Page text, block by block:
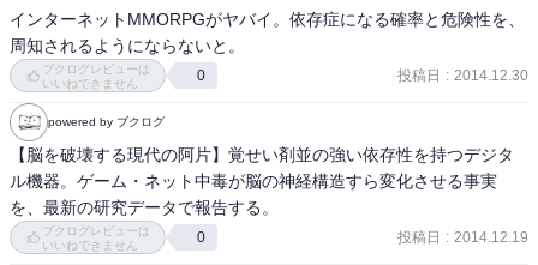
で市場規模が大きいから、経済優先の日本では、仕方がないんだろ
う。
でも、このままで良いんだろうか？
あまり知られていないが、アルコール依存も、ギャンブル依存も、
立派な精神疾患に分類されている。
患っている人も熟知しているように、完治することは決してない。
1日、１日をやらないようにすることだけが、対処療法としてある。
麻薬中毒者と同様に一生付き合っていくしかない。
そのため、途中であまりの辛さに自殺する人が多いことも、
と、普段から子どもへ気を配ることで、ネット依存を未然に防ぐこ
とにつながるだろう。
なおこの問題を考える上で「因果関係」と「損得勘定」を視野に入
れることも必要である。本書でも因果関係を無視した言説が含まれ
ているが、そもそもネット依存傾向に陥る人には元来の人間関係や
精神的健康の悪さもひとつの要因となりうることが指摘されてい
る。ネット・ゲーム依存によって引き起こされる健康被害は本当に
過剰使用によるものなのか、他の要因はないかなどを考えていく必
要がある。またどんなものにもメリット・デメリットは当然ある。
とでいっぱいで、他のことには上の空だった。(p.137)
インターネット・ゲーム依存を抑止する特性として、勤勉性が挙げ
られる。勤勉性の高い人では、自己コントロールが高く、他の依存
症にも陥りにくい。小さな頃から勤勉性を養うことは、依存に対す
る抵抗力をつけることになるだろう。勤勉性とは、少ない報酬で努
力する能力だと言える。幼い頃からゲームのような強い報酬を与え
てしまうと、勤勉性の獲得が難しくなる。(p.149)
インターネットMMORPGがヤバイ。依存症になる確率と危険性を、
周知されるようにならないと。
ブクログレビューは
いいねできません
0 投稿日 : 2014.12.30
powered by ブクログ
【脳を破壊する現代の阿片】覚せい剤並の強い依存性を持つデジタ
ル機器。ゲーム・ネット中毒が脳の神経構造すら変化させる事実
を、最新の研究データで報告する。
ブクログレビューは
いいねできません
0 投稿日 : 2014.12.19